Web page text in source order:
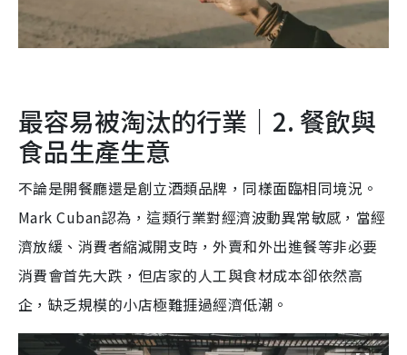
最容易被淘汰的行業｜2. 餐飲與
食品生產生意
不論是開餐廳還是創立酒類品牌，同樣面臨相同境況。
Mark Cuban認為，這類行業對經濟波動異常敏感，當經
濟放緩、消費者縮減開支時，外賣和外出進餐等非必要
消費會首先大跌，但店家的人工與食材成本卻依然高
企，缺乏規模的小店極難捱過經濟低潮。